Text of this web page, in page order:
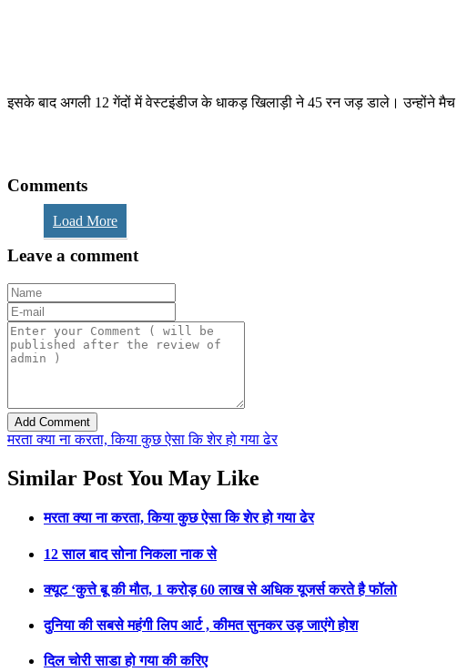
इसके बाद अगली 12 गेंदों में वेस्टइंडीज के धाकड़ खिलाड़ी ने 45 रन जड़ डाले। उन्होंने मैच
Comments
Load More
Leave a comment
मरता क्या ना करता, किया कुछ ऐसा कि शेर हो गया ढेर
Similar Post You May Like
मरता क्या ना करता, किया कुछ ऐसा कि शेर हो गया ढेर
12 साल बाद सोना निकला नाक से
क्यूट ‘कुत्ते बू की मौत, 1 करोड़ 60 लाख से अधिक यूजर्स करते है फॉलो
दुनिया की सबसे महंगी लिप आर्ट , कीमत सुनकर उड़ जाएंगे होश
दिल चोरी साडा हो गया की करिए